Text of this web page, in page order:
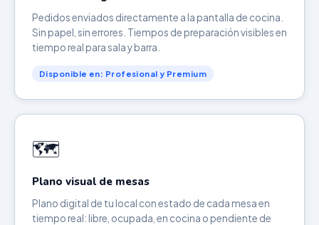
Pedidos enviados directamente a la pantalla de cocina.
Sin papel, sin errores. Tiempos de preparación visibles en
tiempo real para sala y barra.
Disponible en: Profesional y Premium
🗺️
Plano visual de mesas
Plano digital de tu local con estado de cada mesa en
tiempo real: libre, ocupada, en cocina o pendiente de